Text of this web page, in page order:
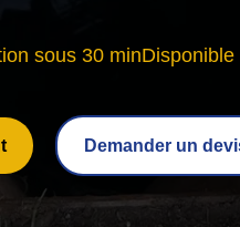
sous 30 min
Demander un